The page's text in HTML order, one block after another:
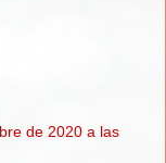
de 2020 a las